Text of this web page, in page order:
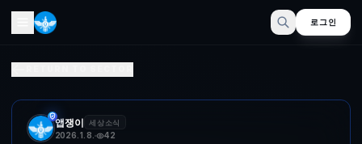
로그인
앱쟁이 세상소식
2026. 1. 8. 42